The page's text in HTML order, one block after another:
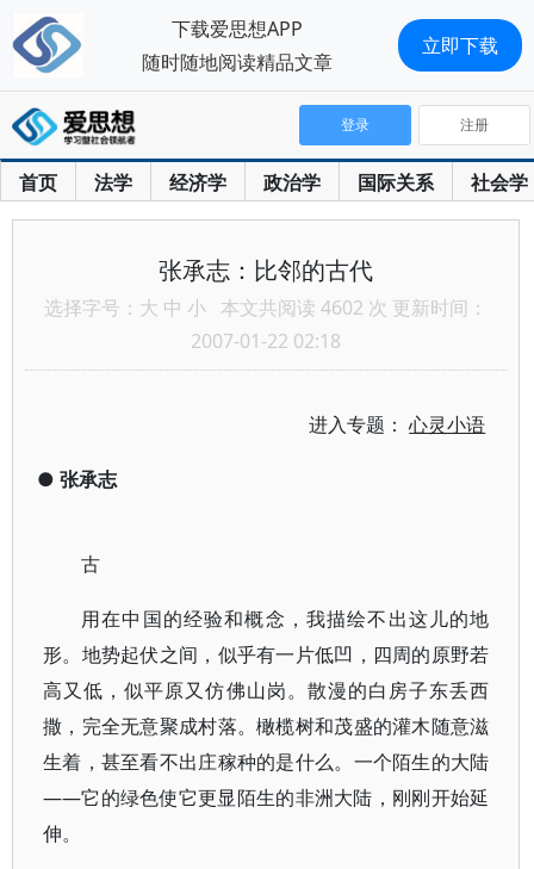
首页 法学 经济学 政治学 国际关系 社会学
登录 注册
张承志：比邻的古代
选择字号： 大 中 小 本文共阅读 4602 次 更新时间：
2007-01-22 02:18
进入专题：心灵小语
● 张承志
古
用在中国的经验和概念，我描绘不出这儿的地
形。地势起伏之间，似乎有一片低凹，四周的原野若
高又低，似平原又仿佛山岗。散漫的白房子东丢西
撒，完全无意聚成村落。橄榄树和茂盛的灌木随意滋
生着，甚至看不出庄稼种的是什么。一个陌生的大陆
——它的绿色使它更显陌生的非洲大陆，刚刚开始延
伸。
下载爱思想APP
随时随地阅读精品文章
立即下载